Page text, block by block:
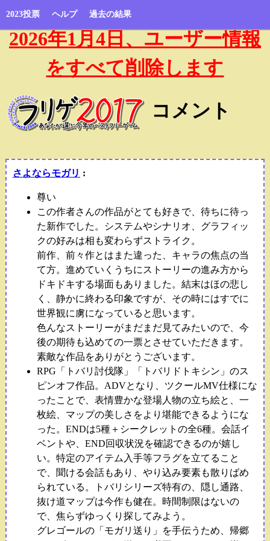
2023投票 ヘルプ 過去の結果
2026年1月4日、ユーザー情報
をすべて削除します
コメント
さよならモガリ :
尊い
この作者さんの作品がとても好きで、待ちに待っ
た新作でした。システムやシナリオ、グラフィッ
クの好みは相も変わらずストライク。
前作、前々作とはまた違った、キャラの焦点の当
て方。進めていくうちにストーリーの進み方から
ドキドキする場面もありました。結末はほの悲し
く、静かに終わる印象ですが、その時にはすでに
世界観に虜になっていると思います。
色んなストーリーがまだまだ見てみたいので、今
後の期待も込めての一票とさせていただきます。
素敵な作品をありがとうございます。
RPG「トバリ討伐隊」「トバリドトキシン」のス
ピンオフ作品。ADVとなり、ツクールMV仕様にな
ったことで、表情豊かな登場人物の立ち絵と、一
枚絵、マップの美しさをより堪能できるようにな
った。ENDは5種＋シークレットの全6種。会話イ
ベントや、END回収状況を確認できるのが嬉し
い。特定のアイテム入手等フラグを立てること
で、聞ける会話もあり、やり込み要素も散りばめ
られている。トバリシリーズ特有の、隠し通路、
抜け道マップは今作も健在。時間制限はないの
で、焦らずゆっくり探してみよう。
グレゴールの「モガリ送り」を手伝うため、帰郷